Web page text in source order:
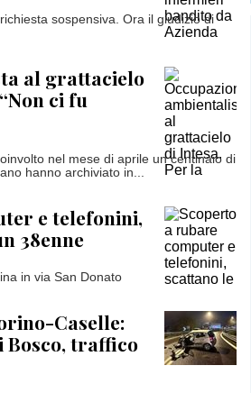
sospensiva. Ora il giudizio di
al grattacielo
ci fu
nel mese di aprile un centinaio di
hanno archiviato in...
e telefonini,
38enne
in via San Donato
Caselle:
Bosco, traffico